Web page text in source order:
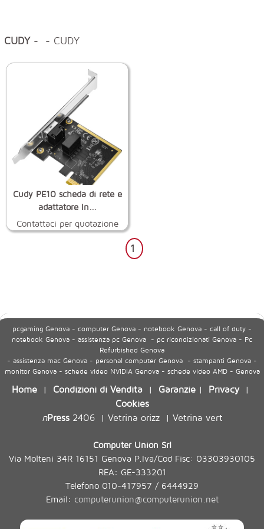
CUDY- - CUDY
Cudy PE10 scheda di rete e
adattatore In...
Contattaci per quotazione
1
pcgaming Genova - computer Genova - notebook Genova - call of duty -
notebook Genova - assistenza pc Genova - pc ricondizionati Genova - Pc
Refurbished Genova
- assistenza mac Genova - personal computer Genova - stampanti Genova -
monitor Genova - schede video NVIDIA Genova - schede video AMD - Genova
Home | Condizioni di Vendita | Garanzie | Privacy|
Cookies
nPress2406| Vetrina orizz| Vetrina vert
Computer Union Srl
Via Molteni 34R 16151 Genova P.Iva/Cod Fisc: 03303930105
REA: GE-333201
Telefono 010-417957 / 6444929
Email: computerunion@computerunion.net